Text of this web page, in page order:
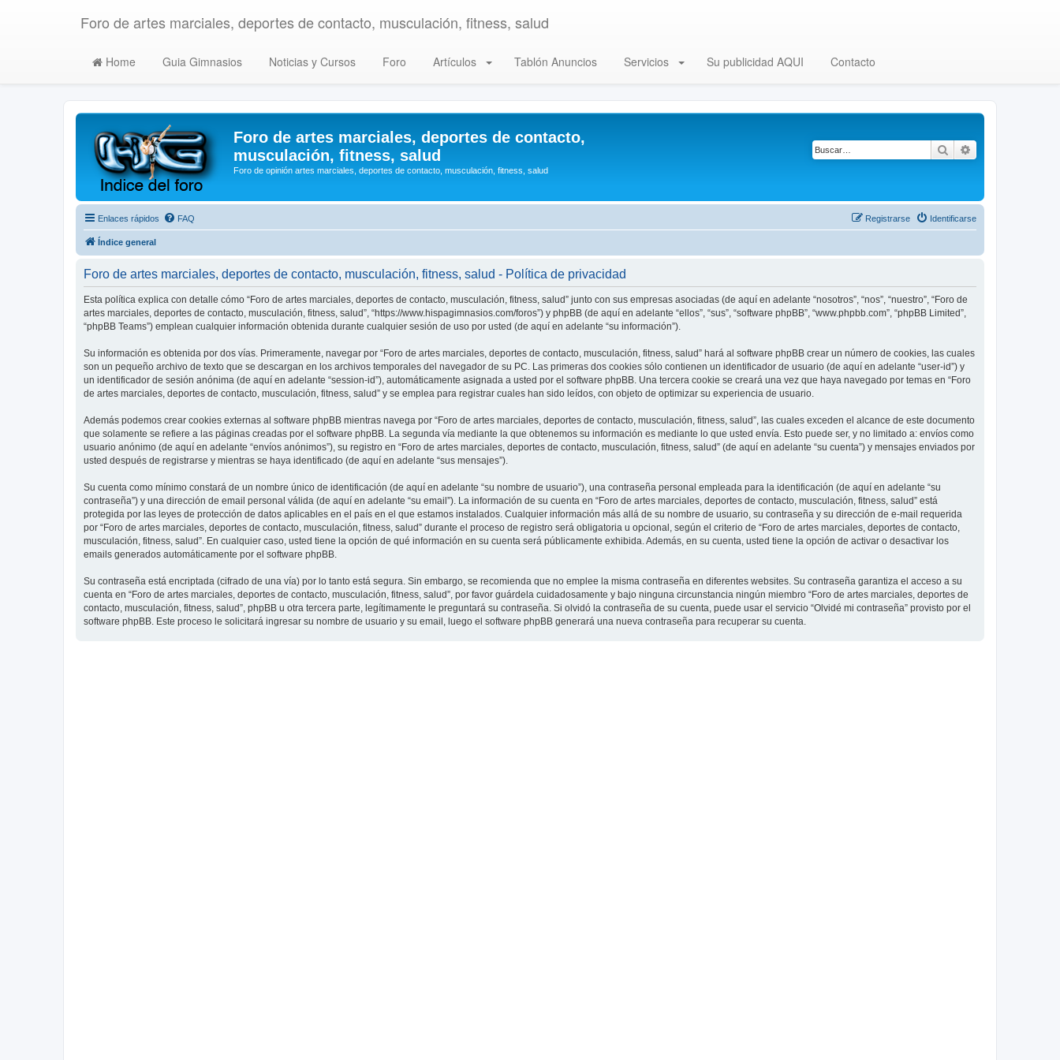
Foro de artes marciales, deportes de contacto, musculación, fitness, salud
Home Guia Gimnasios Noticias y Cursos Foro Artículos Tablón Anuncios Servicios Su publicidad AQUI Contacto
Foro de artes marciales, deportes de contacto,
musculación, fitness, salud
Foro de opinión artes marciales, deportes de contacto, musculación, fitness, salud
Buscar
Enlaces rápidos FAQ Identificarse
Registrarse
Índice general
Foro de artes marciales, deportes de contacto, musculación, fitness, salud - Política de privacidad
Esta política explica con detalle cómo “Foro de artes marciales, deportes de contacto, musculación, fitness, salud” junto con sus empresas asociadas (de aquí en adelante “nosotros”, “nos”, “nuestro”, “Foro de
artes marciales, deportes de contacto, musculación, fitness, salud”, “https://www.hispagimnasios.com/foros”) y phpBB (de aquí en adelante “ellos”, “sus”, “software phpBB”, “www.phpbb.com”, “phpBB Limited”,
“phpBB Teams”) emplean cualquier información obtenida durante cualquier sesión de uso por usted (de aquí en adelante “su información”).
Su información es obtenida por dos vías. Primeramente, navegar por “Foro de artes marciales, deportes de contacto, musculación, fitness, salud” hará al software phpBB crear un número de cookies, las cuales
son un pequeño archivo de texto que se descargan en los archivos temporales del navegador de su PC. Las primeras dos cookies sólo contienen un identificador de usuario (de aquí en adelante “user-id”) y
un identificador de sesión anónima (de aquí en adelante “session-id”), automáticamente asignada a usted por el software phpBB. Una tercera cookie se creará una vez que haya navegado por temas en “Foro
de artes marciales, deportes de contacto, musculación, fitness, salud” y se emplea para registrar cuales han sido leídos, con objeto de optimizar su experiencia de usuario.
Además podemos crear cookies externas al software phpBB mientras navega por “Foro de artes marciales, deportes de contacto, musculación, fitness, salud”, las cuales exceden el alcance de este documento
que solamente se refiere a las páginas creadas por el software phpBB. La segunda vía mediante la que obtenemos su información es mediante lo que usted envía. Esto puede ser, y no limitado a: envíos como
usuario anónimo (de aquí en adelante “envíos anónimos”), su registro en “Foro de artes marciales, deportes de contacto, musculación, fitness, salud” (de aquí en adelante “su cuenta”) y mensajes enviados por
usted después de registrarse y mientras se haya identificado (de aquí en adelante “sus mensajes”).
Su cuenta como mínimo constará de un nombre único de identificación (de aquí en adelante “su nombre de usuario”), una contraseña personal empleada para la identificación (de aquí en adelante “su
contraseña”) y una dirección de email personal válida (de aquí en adelante “su email”). La información de su cuenta en “Foro de artes marciales, deportes de contacto, musculación, fitness, salud” está
protegida por las leyes de protección de datos aplicables en el país en el que estamos instalados. Cualquier información más allá de su nombre de usuario, su contraseña y su dirección de e-mail requerida
por “Foro de artes marciales, deportes de contacto, musculación, fitness, salud” durante el proceso de registro será obligatoria u opcional, según el criterio de “Foro de artes marciales, deportes de contacto,
musculación, fitness, salud”. En cualquier caso, usted tiene la opción de qué información en su cuenta será públicamente exhibida. Además, en su cuenta, usted tiene la opción de activar o desactivar los
emails generados automáticamente por el software phpBB.
Su contraseña está encriptada (cifrado de una vía) por lo tanto está segura. Sin embargo, se recomienda que no emplee la misma contraseña en diferentes websites. Su contraseña garantiza el acceso a su
cuenta en “Foro de artes marciales, deportes de contacto, musculación, fitness, salud”, por favor guárdela cuidadosamente y bajo ninguna circunstancia ningún miembro “Foro de artes marciales, deportes de
contacto, musculación, fitness, salud”, phpBB u otra tercera parte, legítimamente le preguntará su contraseña. Si olvidó la contraseña de su cuenta, puede usar el servicio “Olvidé mi contraseña” provisto por el
software phpBB. Este proceso le solicitará ingresar su nombre de usuario y su email, luego el software phpBB generará una nueva contraseña para recuperar su cuenta.